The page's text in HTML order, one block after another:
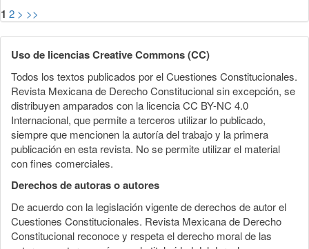
1 2 > >>
Uso de licencias Creative Commons (CC)
Todos los textos publicados por el Cuestiones Constitucionales.
Revista Mexicana de Derecho Constitucional sin excepción, se
distribuyen amparados con la licencia CC BY-NC 4.0
Internacional, que permite a terceros utilizar lo publicado,
siempre que mencionen la autoría del trabajo y la primera
publicación en esta revista. No se permite utilizar el material
con fines comerciales.
Derechos de autoras o autores
De acuerdo con la legislación vigente de derechos de autor el
Cuestiones Constitucionales. Revista Mexicana de Derecho
Constitucional reconoce y respeta el derecho moral de las